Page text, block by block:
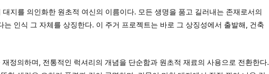
대지를 의인화한 원초적 여신의 이름이다. 모든 생명을 품고 길러내는 존재로서의
인식 그 자체를 상징한다. 이 주거 프로젝트는 바로 그 상징성에서 출발해, 건축
정의하며, 전통적인 럭셔리의 개념을 단순함과 원초적 재료의 사용으로 전환한다.